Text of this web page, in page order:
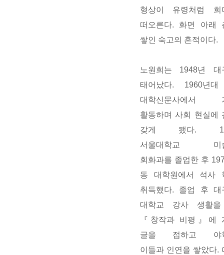
형상이 유령처럼 희
떠오른다. 화면 아래
쌓인 숙고의 흔적이다.
노원희는 1948년 대
태어났다. 1960년
대학신문사에서
활동하며 사회 현실에
갖게 됐다.
서울대학교 미
회화과를 졸업한 후
동 대학원에서 석사
취득했다. 졸업 후 대
대학교 강사 생활
『창작과 비평』에
글을 접하고 야
이들과 인연을 쌓았다.